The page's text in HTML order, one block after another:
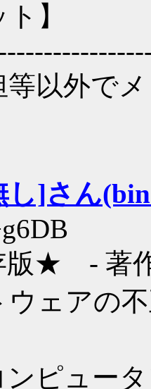
】
等以外で
し]さん
版★ - 著
ウェアの
ンピュー